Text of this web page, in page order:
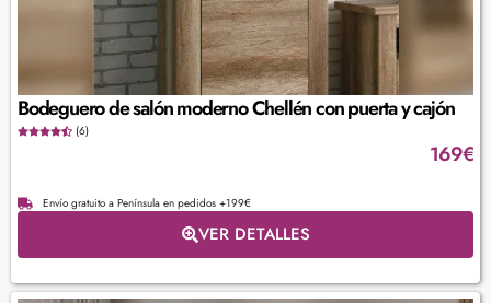
Bodeguero de salón moderno Chellén con puerta y cajón
(6)
169€
Envío gratuito a Península en pedidos +199€
VER DETALLES